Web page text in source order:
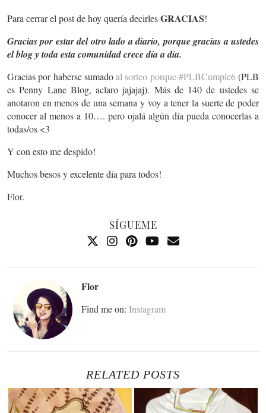
Para cerrar el post de hoy quería decirlesGRACIAS!
Gracias por estar del otro lado a diario, porque gracias a ustedes
el blog y toda esta comunidad crece día a día.
Gracias por haberse sumadoal sorteo porque #PLBCumple6(PLB
es Penny Lane Blog, aclaro jajajaj). Más de 140 de ustedes se
anotaron en menos de una semana y voy a tener la suerte de poder
conocer al menos a 10…. pero ojalá algún día pueda conocerlas a
todas/os <3
Y con esto me despido!
Muchos besos y excelente día para todos!
Flor.
SÍGUEME
Flor
Find me on: Instagram
RELATED POSTS